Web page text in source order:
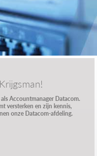
Accountmanager Datacom.
versterken en zijn kennis,
onze Datacom-afdeling.